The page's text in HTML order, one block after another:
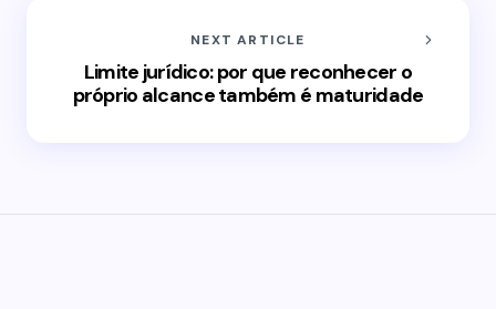
NEXT ARTICLE
Limite jurídico: por que reconhecer o
próprio alcance também é maturidade